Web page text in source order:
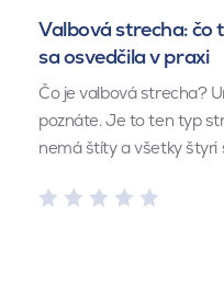
Valbová strecha: čo
sa osvedčila v praxi
Čo je valbová strecha?
poznáte. Je to ten typ
nemá štíty a všetky štyri